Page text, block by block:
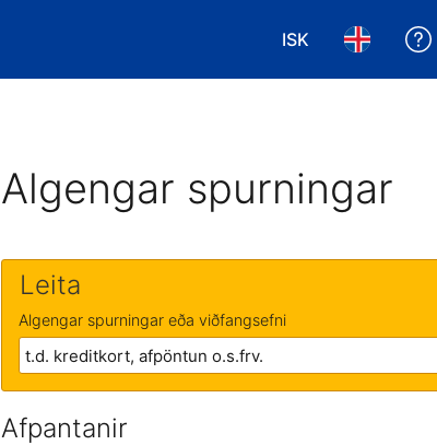
ISK
Veldu gjaldmiðil.
Veldu þitt
Algengar spurningar
Leita
Algengar spurningar eða viðfangsefni
Afpantanir